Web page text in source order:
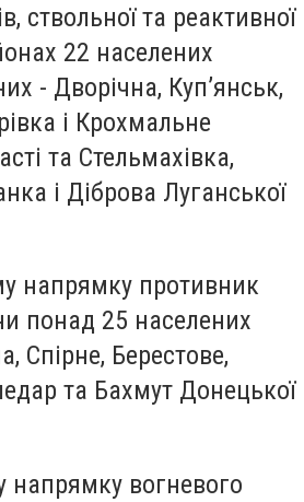
ствольної та реактивної
22 населених
- Дворічна, Куп’янськ,
і Крохмальне
та Стельмахівка,
і Діброва Луганської
напрямку противник
понад 25 населених
Спірне, Берестове,
та Бахмут Донецької
напрямку вогневого